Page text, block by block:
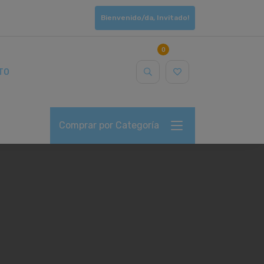
Bienvenido/da, Invitado!
0
Comprar por Categoría